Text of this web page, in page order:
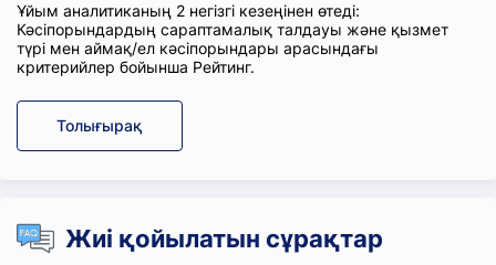
Ұйым аналитиканың 2 негізгі кезеңінен өтеді:
Кәсіпорындардың сараптамалық талдауы және қызмет
түрі мен аймақ/ел кәсіпорындары арасындағы
критерийлер бойынша Рейтинг.
Толығырақ
Жиі қойылатын сұрақтар